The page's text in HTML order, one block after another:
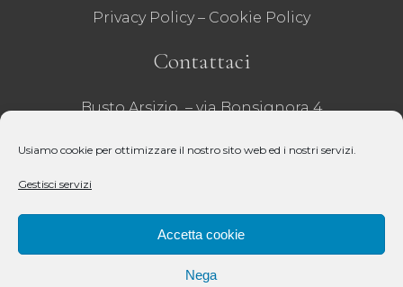
Usiamo cookie per ottimizzare il nostro sito web ed i nostri servizi.
Gestisci servizi
Accetta cookie
Nega
Privacy Policy– Cookie Policy
Contattaci
Busto Arsizio – via Bonsignora 4
REA VA – 31271 – Cap Sociale 51.000€